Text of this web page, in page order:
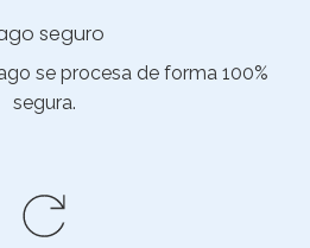
seguro
se procesa de forma 100%
segura.